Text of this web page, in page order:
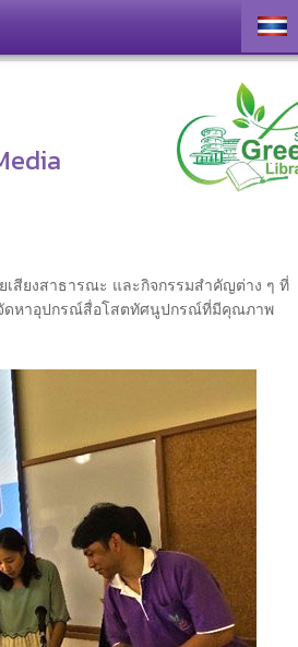
สียงสาธารณะ และกิจกรรมสำคัญต่าง ๆ ที่
จัดหาอุปกรณ์สื่อโสตทัศนูปกรณ์ที่มีคุณภาพ